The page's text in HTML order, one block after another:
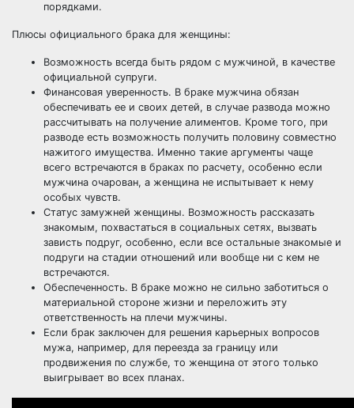
порядками.
Плюсы официального брака для женщины:
Возможность всегда быть рядом с мужчиной, в качестве
официальной супруги.
Финансовая уверенность. В браке мужчина обязан
обеспечивать ее и своих детей, в случае развода можно
рассчитывать на получение алиментов. Кроме того, при
разводе есть возможность получить половину совместно
нажитого имущества. Именно такие аргументы чаще
всего встречаются в браках по расчету, особенно если
мужчина очарован, а женщина не испытывает к нему
особых чувств.
Статус замужней женщины. Возможность рассказать
знакомым, похвастаться в социальных сетях, вызвать
зависть подруг, особенно, если все остальные знакомые и
подруги на стадии отношений или вообще ни с кем не
встречаются.
Обеспеченность. В браке можно не сильно заботиться о
материальной стороне жизни и переложить эту
ответственность на плечи мужчины.
Если брак заключен для решения карьерных вопросов
мужа, например, для переезда за границу или
продвижения по службе, то женщина от этого только
выигрывает во всех планах.